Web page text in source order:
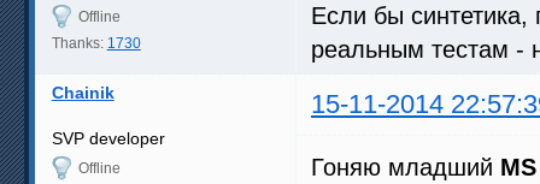
Offline
Thanks: 1730
Если бы синтетика,
реальным тестам -
Chainik 15-11-2014
SVP developer
Offline
Гоняю младший